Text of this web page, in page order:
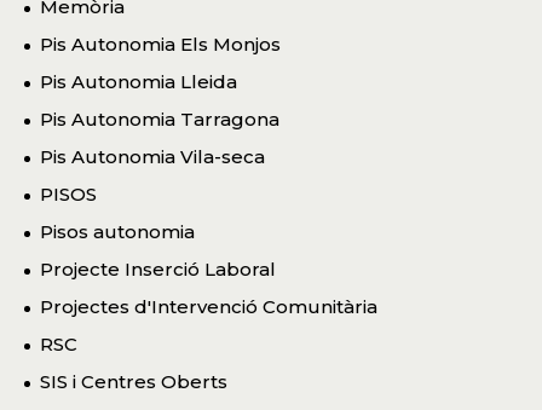
Memòria
Pis Autonomia Els Monjos
Pis Autonomia Lleida
Pis Autonomia Tarragona
Pis Autonomia Vila-seca
PISOS
Pisos autonomia
Projecte Inserció Laboral
Projectes d'Intervenció Comunitària
RSC
SIS i Centres Oberts